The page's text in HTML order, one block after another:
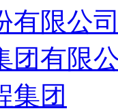
有限公
团有限
集团